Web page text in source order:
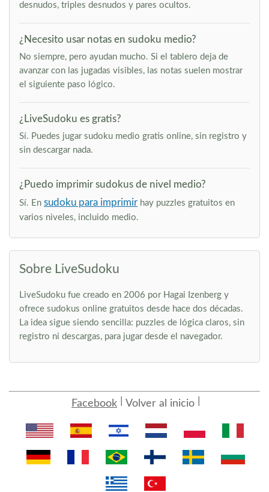
desnudos, triples desnudos y pares ocultos.
¿Necesito usar notas en sudoku medio?
No siempre, pero ayudan mucho. Si el tablero deja de
avanzar con las jugadas visibles, las notas suelen mostrar
el siguiente paso lógico.
¿LiveSudoku es gratis?
Sí. Puedes jugar sudoku medio gratis online, sin registro y
sin descargar nada.
¿Puedo imprimir sudokus de nivel medio?
Sí. En sudoku para imprimir hay puzzles gratuitos en
varios niveles, incluido medio.
Sobre LiveSudoku
LiveSudoku fue creado en 2006 por Hagai Izenberg y
ofrece sudokus online gratuitos desde hace dos décadas.
La idea sigue siendo sencilla: puzzles de lógica claros, sin
registro ni descargas, para jugar desde el navegador.
Facebook Volver al inicio